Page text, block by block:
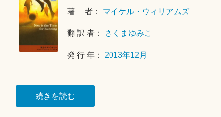
著 者： マイケル・ウィリアムズ
翻 訳 者： さくまゆみこ
発 行 年： 2013年12月
続きを読む“路
上
年
1
0
2